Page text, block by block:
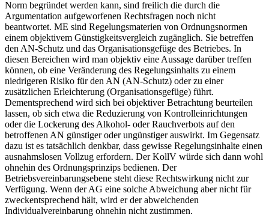
Norm begründet werden kann, sind freilich die durch die
Argumentation aufgeworfenen Rechtsfragen noch nicht
beantwortet. ME sind Regelungsmaterien von Ordnungsnormen
einem objektivem Günstigkeitsvergleich zugänglich. Sie betreffen
den AN-Schutz und das Organisationsgefüge des Betriebes. In
diesen Bereichen wird man objektiv eine Aussage darüber treffen
können, ob eine Veränderung des Regelungsinhalts zu einem
niedrigeren Risiko für den AN (AN-Schutz) oder zu einer
zusätzlichen Erleichterung (Organisationsgefüge) führt.
Dementsprechend wird sich bei objektiver Betrachtung beurteilen
lassen, ob sich etwa die Reduzierung von Kontrolleinrichtungen
oder die Lockerung des Alkohol- oder Rauchverbots auf den
betroffenen AN günstiger oder ungünstiger auswirkt. Im Gegensatz
dazu ist es tatsächlich denkbar, dass gewisse Regelungsinhalte einen
ausnahmslosen Vollzug erfordern. Der KollV würde sich dann wohl
ohnehin des Ordnungsprinzips bedienen. Der
Betriebsvereinbarungsebene steht diese Rechtswirkung nicht zur
Verfügung. Wenn der AG eine solche Abweichung aber nicht für
zweckentsprechend hält, wird er der abweichenden
Individualvereinbarung ohnehin nicht zustimmen.